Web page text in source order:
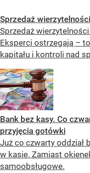
Sprzedaż
Sprzedaż
Eksperci ostrzegają –
kapitału i kontroli nad
Bank bez kasy. Co
przyjęcia gotówki
Już co czwarty oddział
w kasie. Zamiast
samoobsługowe.